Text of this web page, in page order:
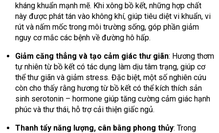
kháng khuẩn mạnh mẽ. Khi xông bồ kết, những hợp chất
này được phát tán vào không khí, giúp tiêu diệt vi khuẩn, vi
rút và nấm mốc trong môi trường sống, góp phần giảm
nguy cơ mắc các bệnh về đường hô hấp.
Giảm căng thẳng và tạo cảm giác thư giãn: Hương thơm
tự nhiên từ bồ kết có tác dụng làm dịu tâm trạng, giúp cơ
thể thư giãn và giảm stress. Đặc biệt, một số nghiên cứu
còn cho thấy rằng hương từ bồ kết có thể kích thích sản
sinh serotonin – hormone giúp tăng cường cảm giác hạnh
phúc và thư thái, hỗ trợ cải thiện giấc ngủ.
Thanh tẩy năng lượng, cân bằng phong thủy: Trong